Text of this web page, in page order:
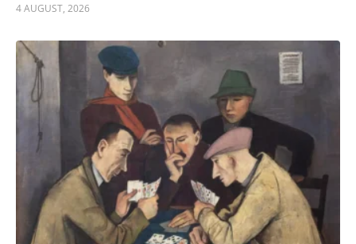
4 AUGUST, 2026